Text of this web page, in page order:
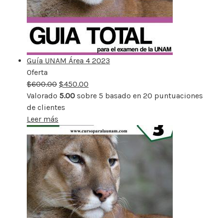
Guía UNAM Área 4 2023
Oferta
rebajado
$600.00 $450.00
Valorado 5.00 sobre 5 basado en 20 puntuaciones
de clientes
Leer más